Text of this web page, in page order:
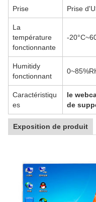
Prise Prise
La
température
fonctionnante
-
Humitidy
fonctionnant
Caractéristiqu
es
le
de
Exposition de produit